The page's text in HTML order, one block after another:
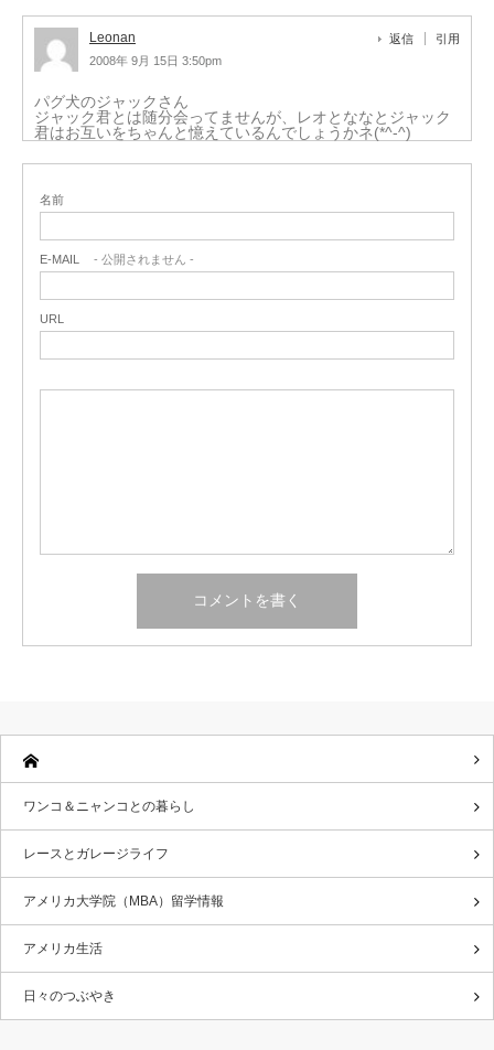
Leonan
2008年 9月 15日 3:50pm
返信 引用
パグ犬のジャックさん
ジャック君とは随分会ってませんが、レオとななとジャック
君はお互いをちゃんと憶えているんでしょうかネ(*^-^)
名前
E-MAIL - 公開されません -
URL
ワンコ＆ニャンコとの暮らし
レースとガレージライフ
アメリカ大学院（MBA）留学情報
アメリカ生活
日々のつぶやき